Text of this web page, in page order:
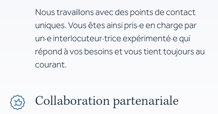
Nous travaillons avec des points de contact
uniques. Vous êtes ainsi pris·e en charge par
un·e interlocuteur·trice expérimenté·e qui
répond à vos besoins et vous tient toujours au
courant.
Collaboration partenariale